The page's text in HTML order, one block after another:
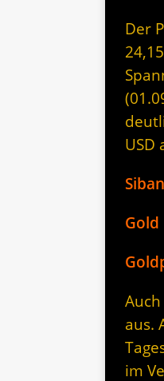
Der
USD
Gold
aus.
im